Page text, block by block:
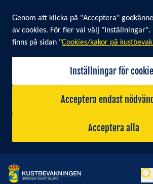
Cookie banner
Genom att klicka på "Acceptera"
av cookies. För fler val välj
finns på sidan "Cookies/kakor på
Inställningar för
Acceptera endast
Acceptera alla